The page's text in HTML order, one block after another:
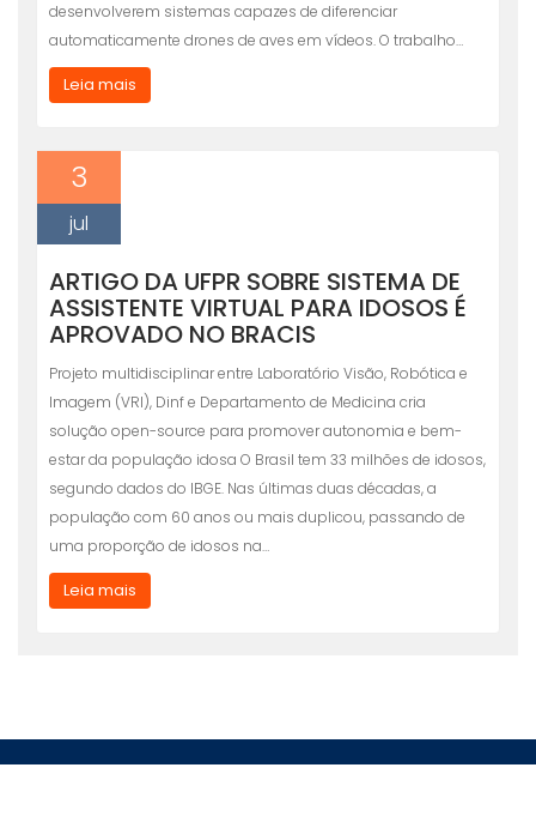
desenvolverem sistemas capazes de diferenciar
automaticamente drones de aves em vídeos. O trabalho…
Leia mais
3
jul
ARTIGO DA UFPR SOBRE SISTEMA DE
ASSISTENTE VIRTUAL PARA IDOSOS É
APROVADO NO BRACIS
Projeto multidisciplinar entre Laboratório Visão, Robótica e
Imagem (VRI), Dinf e Departamento de Medicina cria
solução open-source para promover autonomia e bem-
estar da população idosa O Brasil tem 33 milhões de idosos,
segundo dados do IBGE. Nas últimas duas décadas, a
população com 60 anos ou mais duplicou, passando de
uma proporção de idosos na…
Leia mais